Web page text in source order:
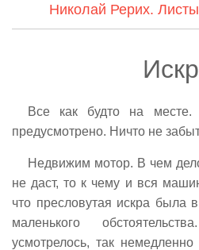
Николай Рерих.
Все как будто на
предусмотрено. Ничто не
Недвижим мотор. В чем
не даст, то к чему и вся
что пресловутая искра была
маленького
усмотрелось, так